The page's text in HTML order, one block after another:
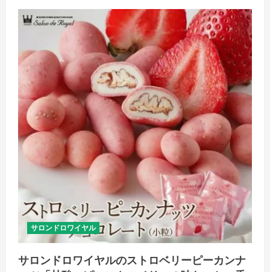
ワ
フ
ル
ー
ツ
チ
ョ
コ
レ
ー
ト
「甘
と
酸
ン
ト
ラ
ス
ト
楽
し
サロンドロワイヤル
サロンドロワイヤルのストロベリーピーカンナ